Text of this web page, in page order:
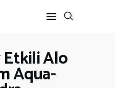
Etkili Alo
Aqua-